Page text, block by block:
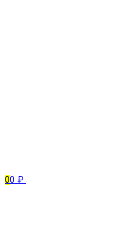
00 ₽